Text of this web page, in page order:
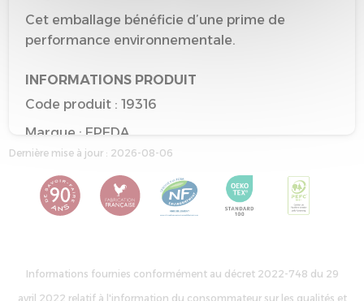
Cet emballage bénéficie d’une prime de
performance environnementale.
INFORMATIONS PRODUIT
Code produit : 19316
Marque : EPEDA
Type : Matelas roulé
Taille de référence : 160*200
Couleur de référence : CHINE GRIS CLAIR
Dernière mise à jour : 2026-08-06
Informations fournies conformément au décret 2022-748 du 29
avril 2022 relatif à l'information du consommateur sur les qualités et